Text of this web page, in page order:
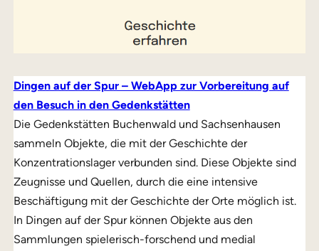
Dingen auf der Spur – WebApp zur Vorbereitung auf
den Besuch in den Gedenkstätten
Die Gedenkstätten Buchenwald und Sachsenhausen
sammeln Objekte, die mit der Geschichte der
Konzentrationslager verbunden sind. Diese Objekte sind
Zeugnisse und Quellen, durch die eine intensive
Beschäftigung mit der Geschichte der Orte möglich ist.
In Dingen auf der Spur können Objekte aus den
Sammlungen spielerisch-forschend und medial